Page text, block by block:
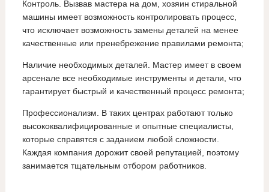
Контроль. Вызвав мастера на дом, хозяин стиральной
машины имеет возможность контролировать процесс,
что исключает возможность замены деталей на менее
качественные или пренебрежение правилами ремонта;
Наличие необходимых деталей. Мастер имеет в своем
арсенале все необходимые инструменты и детали, что
гарантирует быстрый и качественный процесс ремонта;
Профессионализм. В таких центрах работают только
высококвалифицированные и опытные специалисты,
которые справятся с заданием любой сложности.
Каждая компания дорожит своей репутацией, поэтому
занимается тщательным отбором работников.